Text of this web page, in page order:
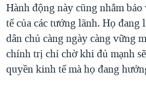
Hành động này cũng nhắm
tế của các tướng lãnh. Họ đang
dân chủ càng ngày càng vững
chính trị chỉ chờ khi đủ mạnh
quyền kinh tế mà họ đang